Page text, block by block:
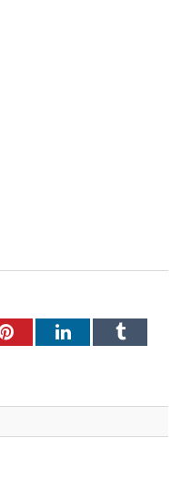
PinterestLinkedInTumblr